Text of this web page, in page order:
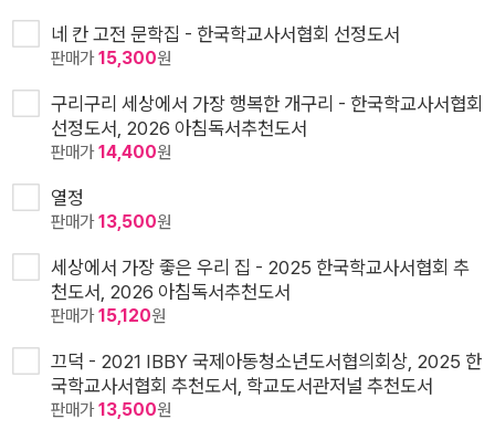
네 칸 고전 문학집 - 한국학교사서협회 선정도서
판매가15,300원
구리구리 세상에서 가장 행복한 개구리 - 한국학교사서협회
선정도서, 2026 아침독서추천도서
판매가14,400원
열정
판매가13,500원
세상에서 가장 좋은 우리 집 - 2025 한국학교사서협회 추
천도서, 2026 아침독서추천도서
판매가15,120원
끄덕 - 2021 IBBY 국제아동청소년도서협의회상, 2025 한
국학교사서협회 추천도서, 학교도서관저널 추천도서
판매가13,500원